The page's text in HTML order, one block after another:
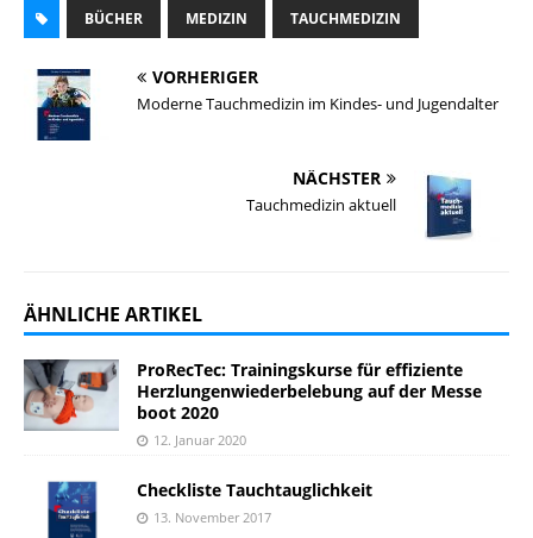
BÜCHER MEDIZIN TAUCHMEDIZIN
VORHERIGER
Moderne Tauchmedizin im Kindes- und Jugendalter
NÄCHSTER
Tauchmedizin aktuell
ÄHNLICHE ARTIKEL
ProRecTec: Trainingskurse für effiziente
Herzlungenwiederbelebung auf der Messe
boot 2020
12. Januar 2020
Checkliste Tauchtauglichkeit
13. November 2017